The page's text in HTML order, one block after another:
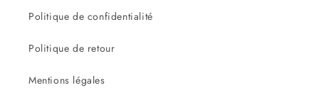
Politique de confidentialité
Politique de retour
Mentions légales